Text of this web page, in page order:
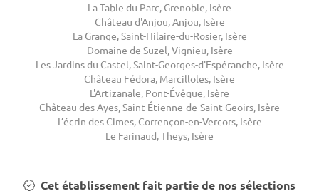
La Table du Parc, Grenoble, Isère
Château d'Anjou, Anjou, Isère
La Grange, Saint-Hilaire-du-Rosier, Isère
Domaine de Suzel, Vignieu, Isère
Les Jardins du Castel, Saint-Georges-d'Espéranche, Isère
Château Fédora, Marcilloles, Isère
L'Artizanale, Pont-Évêque, Isère
Château des Ayes, Saint-Étienne-de-Saint-Geoirs, Isère
L’écrin des Cimes, Corrençon-en-Vercors, Isère
Le Farinaud, Theys, Isère
Cet établissement fait partie de nos sélections